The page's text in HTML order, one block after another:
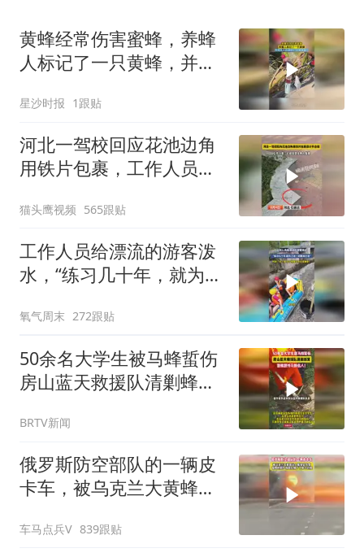
黄蜂经常伤害蜜蜂，养蜂
人标记了一只黄蜂，并用
星沙时报 1跟贴
河北一驾校回应花池边角
用铁片包裹，工作人员：
猫头鹰视频 565跟贴
工作人员给漂流的游客泼
水，“练习几十年，就为了
氧气周末 272跟贴
50余名大学生被马蜂蜇伤
房山蓝天救援队清剿蜂
BRTV新闻
俄罗斯防空部队的一辆皮
卡车，被乌克兰大黄蜂无
车马点兵V 839跟贴